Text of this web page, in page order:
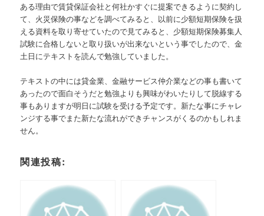
ある理由で賃貸保証会社と何社かすぐに提案できるように契約し
て、火災保険の事などを調べてみると、以前に少額短期保険を扱
える資料を取り寄せていたので見てみると、少額短期保険募集人
試験に合格しないと取り扱いが出来ないという事でしたので、金
土日にテキストを読んで勉強していました。
テキストの中には貸金業、金融サービス仲介業などの事も書いて
あったので面白そうだと勉強よりも興味がわいたりして脱線する
事もありますが明日に試験を受ける予定です。新たな事にチャレ
ンジする事でまた新たな流れができチャンスがくるのかもしれま
せん。
関連投稿: